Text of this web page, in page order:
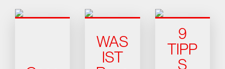
WAS
IST
9
TIPP
S